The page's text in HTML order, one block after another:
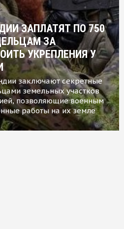
ЗАПЛАТЯТ ПО 750
ЗА
УКРЕПЛЕНИЯ У
заключают секретные
земельных участков
позволяющие военным
работы на их земле